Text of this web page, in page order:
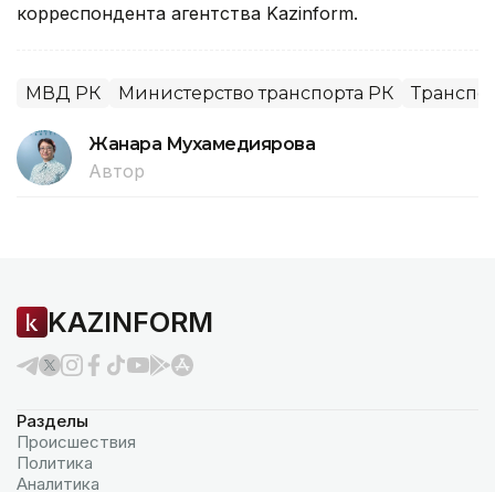
корреспондента агентства Kazinform.
МВД РК Министерство транспорта РК
Жанара Мухамедиярова
Автор
KAZINFORM
Разделы
Происшествия
Политика
Аналитика